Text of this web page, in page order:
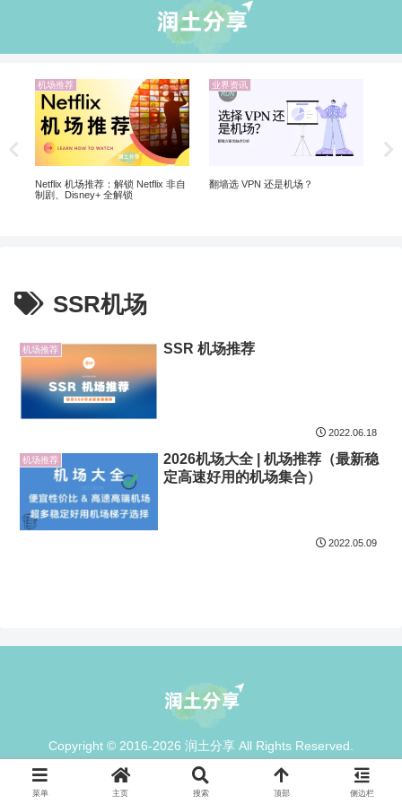
机场推荐
Netflix 机场推荐：解锁 Netflix 非自
制剧、Disney+ 全解锁
业界资讯
翻墙选 VPN 还是机场？
SSR机场
机场推荐 SSR 机场推荐
2022.06.18
机场推荐
2026机场大全 | 机场推荐（最新稳
定高速好用的机场集合）
2022.05.09
Copyright © 2016-2026 润土分享 All Rights Reserved.
菜单 主页 搜索 顶部 侧边栏